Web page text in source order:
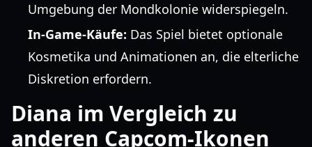
Umgebung der Mondkolonie widerspiegeln.
In-Game-Käufe: Das Spiel bietet optionale
Kosmetika und Animationen an, die elterliche
Diskretion erfordern.
Diana im Vergleich zu
anderen Capcom-Ikonen